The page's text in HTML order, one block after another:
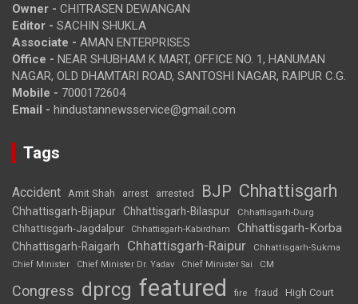
Owner - CHITRASEN DEWANGAN
Editor - SACHIN SHUKLA
Associate - AMAN ENTERPRISES
Office - NEAR SHUBHAM K MART, OFFICE NO. 1, HANUMAN
NAGAR, OLD DHAMTARI ROAD, SANTOSHI NAGAR, RAIPUR C.G.
Mobile - 7000172604
Email - hindustannewsservice@gmail.com
Tags
Accident Amit Shah arrest arrested BJP Chhattisgarh
Chhattisgarh-Bijapur Chhattisgarh-Bilaspur Chhattisgarh-Durg
Chhattisgarh-Jagdalpur Chhattisgarh-Kabirdham Chhattisgarh-Korba
Chhattisgarh-Raigarh Chhattisgarh-Raipur
Chhattisgarh-Sukma
Chief Minister
Chief Minister Dr. Yadav Chief Minister Sai CM
Congress dprcg featured fire fraud High Court